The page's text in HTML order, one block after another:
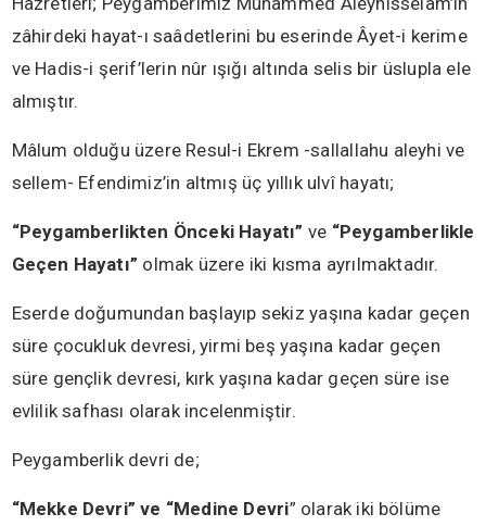
zâhirdeki hayat-ı saâdetlerini bu eserinde Âyet-i kerime
ve Hadis-i şerif’lerin nûr ışığı altında selis bir üslupla ele
almıştır.
Mâlum olduğu üzere Resul-i Ekrem -sallallahu aleyhi ve
sellem- Efendimiz’in altmış üç yıllık ulvî hayatı;
“Peygamberlikten Önceki Hayatı” ve “Peygamberlikle
Geçen Hayatı” olmak üzere iki kısma ayrılmaktadır.
Eserde doğumundan başlayıp sekiz yaşına kadar geçen
süre çocukluk devresi, yirmi beş yaşına kadar geçen
süre gençlik devresi, kırk yaşına kadar geçen süre ise
evlilik safhası olarak incelenmiştir.
Peygamberlik devri de;
“Mekke Devri” ve “Medine Devri” olarak iki bölüme